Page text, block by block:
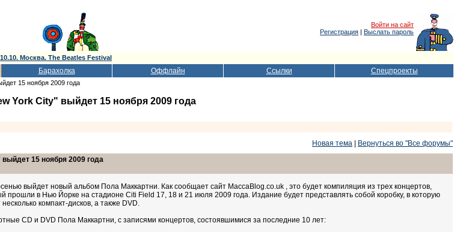
Войти на сайт
Регистрация | Выслать пароль
10.10. Москва. The Beatles Festival
Барахолка Оффлайн Ссылки Спецпроекты
15 ноября 2009 года
York City" выйдет 15 ноября 2009 года
Новая тема
Вернуться во "Все форумы"
15 ноября 2009 года
выйдет новый альбом Пола Маккартни. Как сообщает сайт MaccaBlog.co.uk , это будет компиляция из трех концертов,
прошли в Нью Йорке на стадионе Citi Field 17, 18 и 21 июля 2009 года. Издание будет представлять собой коробку, в которую
несколько компакт-дисков, а также DVD.
CD и DVD Пола Маккартни, с записями концертов, состоявшимися за последние 10 лет: